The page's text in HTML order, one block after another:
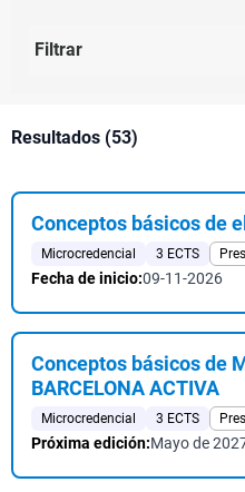
Filtrar
Resultados (53)
Conceptos básicos de
Microcredencial 3 ECTS
Fecha de inicio:09-11-2026
Conceptos básicos de
BARCELONA ACTIVA
Microcredencial 3 ECTS
Próxima edición:Mayo de